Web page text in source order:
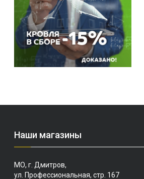
Наши магазины
МО, г. Дмитров,
ул. Профессиональная, стр. 167